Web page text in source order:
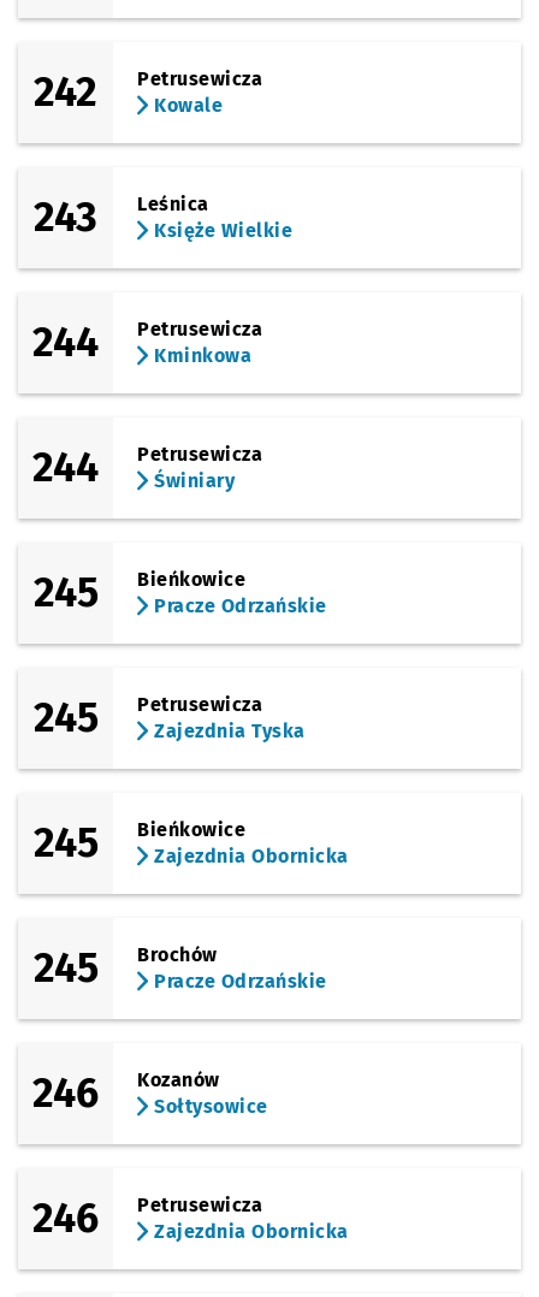
242
Petrusewicza
Kowale
243
Leśnica
Księże Wielkie
244
Petrusewicza
Kminkowa
244
Petrusewicza
Świniary
245
Bieńkowice
Pracze Odrzańskie
245
Petrusewicza
Zajezdnia Tyska
245
Bieńkowice
Zajezdnia Obornicka
245
Brochów
Pracze Odrzańskie
246
Kozanów
Sołtysowice
246
Petrusewicza
Zajezdnia Obornicka